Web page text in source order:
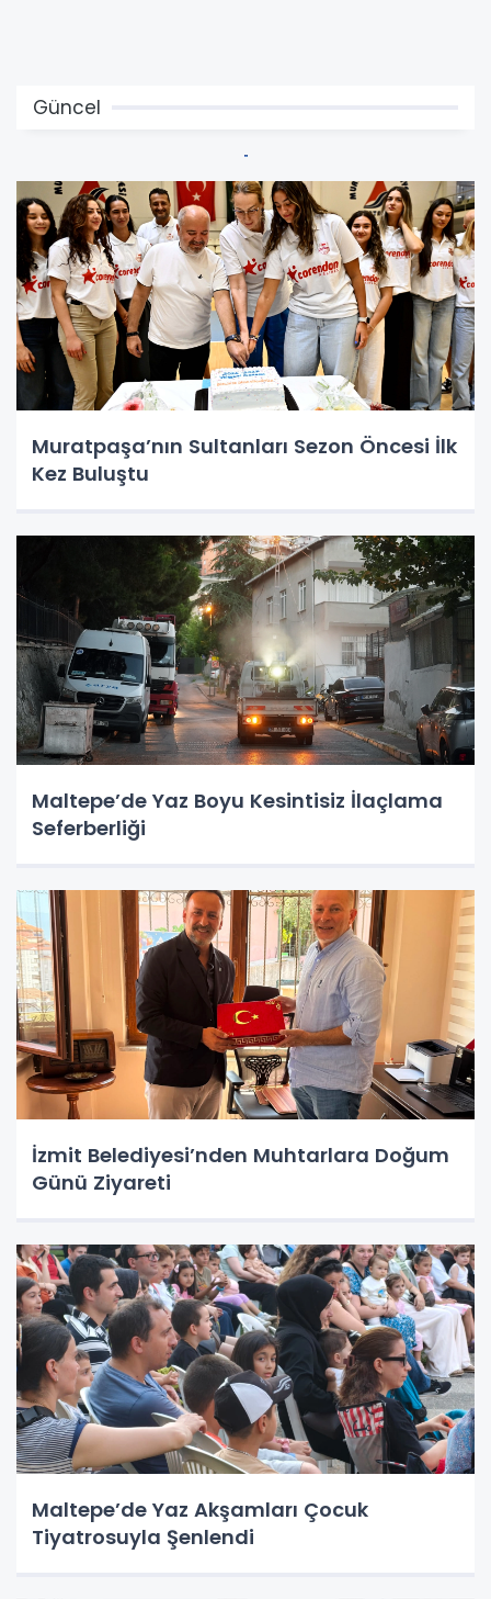
Güncel
Muratpaşa’nın Sultanları Sezon Öncesi İlk
Kez Buluştu
Maltepe’de Yaz Boyu Kesintisiz İlaçlama
Seferberliği
İzmit Belediyesi’nden Muhtarlara Doğum
Günü Ziyareti
Maltepe’de Yaz Akşamları Çocuk
Tiyatrosuyla Şenlendi